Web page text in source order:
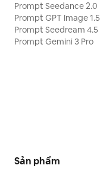
Prompt Seedance 2.0
Prompt GPT Image 1.5
Prompt Seedream 4.5
Prompt Gemini 3 Pro
Sản phẩm